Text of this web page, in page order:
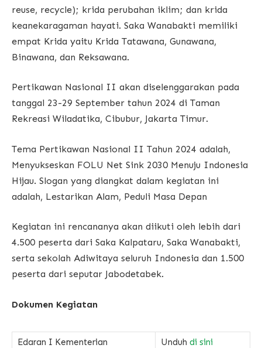
reuse, recycle); krida perubahan iklim; dan krida
keanekaragaman hayati. Saka Wanabakti memiliki
empat Krida yaitu Krida Tatawana, Gunawana,
Binawana, dan Reksawana.
Pertikawan Nasional II akan diselenggarakan pada
tanggal 23-29 September tahun 2024 di Taman
Rekreasi Wiladatika, Cibubur, Jakarta Timur.
Tema Pertikawan Nasional II Tahun 2024 adalah,
Menyukseskan FOLU Net Sink 2030 Menuju Indonesia
Hijau. Slogan yang diangkat dalam kegiatan ini
adalah, Lestarikan Alam, Peduli Masa Depan
Kegiatan ini rencananya akan diikuti oleh lebih dari
4.500 peserta dari Saka Kalpataru, Saka Wanabakti,
serta sekolah Adiwitaya seluruh Indonesia dan 1.500
peserta dari seputar Jabodetabek.
Dokumen Kegiatan
Edaran I Kementerian Unduh di sini